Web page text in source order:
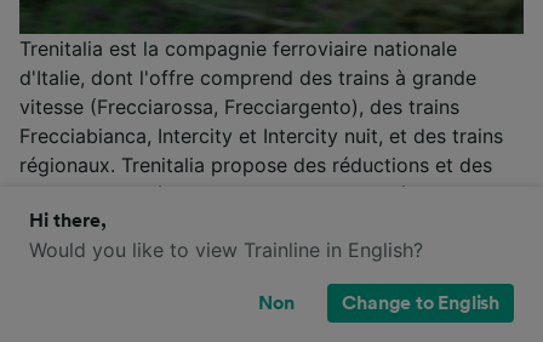
Trenitalia est la compagnie ferroviaire nationale
d'Italie, dont l'offre comprend des trains à grande
vitesse (Frecciarossa, Frecciargento), des trains
Frecciabianca, Intercity et Intercity nuit, et des trains
régionaux. Trenitalia propose des réductions et des
promotions spéciales dans toutes les catégories de
service. La compagnie offre deux types de billets à
prix réduit : pour les jeunes de moins de 30 ans et les
personnes âgées de plus de 60 ans, ainsi qu’une carte
de fidélité appelée CartaFRECCIA.
Hi there,
Would you like to view Trainline in English?
Non Change to English